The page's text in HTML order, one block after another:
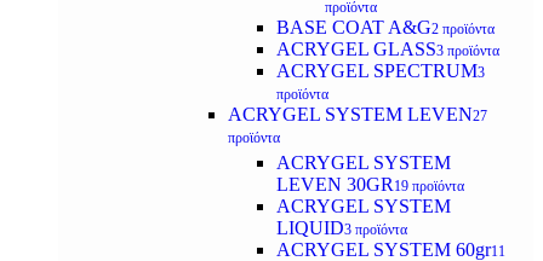
προϊόντα
BASE COAT A&G2 προϊόντα
ACRYGEL GLASS3 προϊόντα
ACRYGEL SPECTRUM3
προϊόντα
ACRYGEL SYSTEM LEVEN27
προϊόντα
ACRYGEL SYSTEM
LEVEN 30GR 19 προϊόντα
ACRYGEL SYSTEM
LIQUID3 προϊόντα
ACRYGEL SYSTEM 60gr11